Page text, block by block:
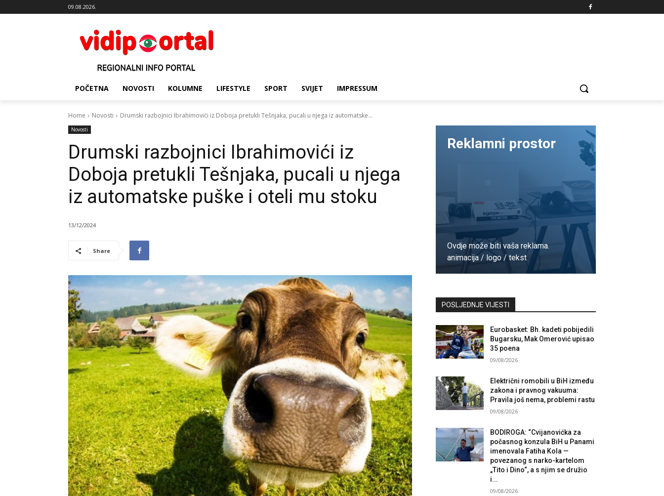
09.08.2026.
POČETNA NOVOSTI KOLUMNE LIFESTYLE SPORT SVIJET IMPRESSUM
Home Novosti Drumski razbojnici Ibrahimovići iz Doboja pretukli Tešnjaka, pucali u njega iz automatske...
Novosti
Drumski razbojnici Ibrahimovići iz
Doboja pretukli Tešnjaka, pucali u njega
iz automatske puške i oteli mu stoku
13/12/2024
Share
Reklamni prostor
Ovdje može biti vaša reklama.
animacija / logo / tekst
POSLJEDNJE VIJESTI
Eurobasket: Bh. kadeti pobijedili
Bugarsku, Mak Omerović upisao
35 poena
09/08/2026
Električni romobili u BiH između
zakona i pravnog vakuuma:
Pravila još nema, problemi rastu
09/08/2026
BODIROGA: “Cvijanovićka za
počasnog konzula BiH u Panami
imenovala Fatiha Kola —
povezanog s narko-kartelom
„Tito i Dino“, a s njim se družio
i...
09/08/2026